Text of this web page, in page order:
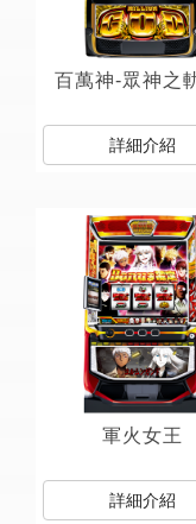
百萬神-眾神之
詳細介紹
軍火女王
詳細介紹